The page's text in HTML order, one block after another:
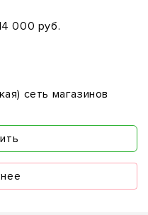
000 руб.
сеть магазинов